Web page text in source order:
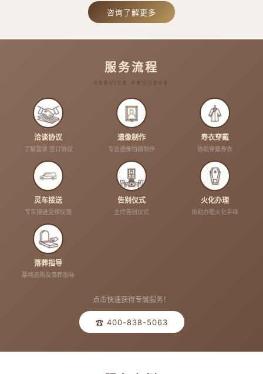
咨询了解更多
服务流程
SERVICE PROCESS
洽谈协议
了解需求 签订协议
遗像制作
专业遗像拍摄制作
寿衣穿戴
协助穿戴寿衣
灵车接送
专车接送至殡仪馆
告别仪式
主持告别仪式
火化办理
协助办理火化手续
落葬指导
墓地选购及落葬指导
点击快速获得专属服务！
☎ 400-838-5063